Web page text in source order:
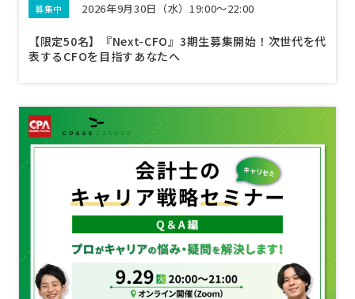
募集中 2026年9月30日（水）19:00～22:00
【限定50名】『Next-CFO』3期生募集開始！次世代を代
表するCFOを目指すあなたへ